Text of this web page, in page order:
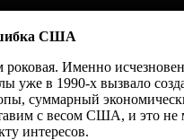
США
Именно
уже в 1990-х вызвало
суммарный
с весом США, и это не
интересов.